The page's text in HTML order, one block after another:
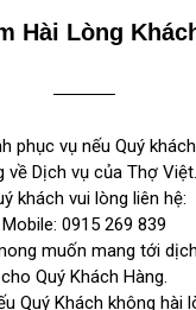
Hài Lòng
phục vụ nếu Quý
về Dịch vụ của Thợ Việt.
khách vui lòng liên hệ:
Mobile: 0915 269 839
muốn mang tới
cho Quý Khách Hàng.
Quý Khách không hài